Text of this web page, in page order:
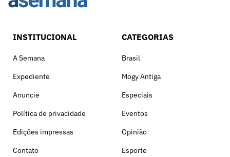
INSTITUCIONAL
A Semana
Expediente
Anuncie
Política de privacidade
Edições impressas
Contato
CATEGORIAS
Brasil
Mogy Antiga
Especiais
Eventos
Opinião
Esporte